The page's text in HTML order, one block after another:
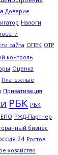
Доверие
Налоги
сайта ОПЕК ОТР
контроль
Оценка
Платежные
Приватизация
РБК РБК
РЖД-Партнер
бизнес
24 Ростов
хозяйство